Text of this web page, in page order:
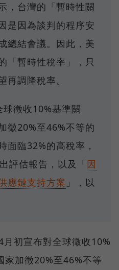
，台灣的「暫時性關
是因為談判的程序安
總結會議。因此，美
「暫時性稅率」，只
再調降稅率。
徵收10%基準關
徵20%至46%不等的
面臨32%的高稅率，
評估報告，以及「因
應鏈支持方案 」，以
初宣布對全球徵收10%
家加徵20%至46%不等